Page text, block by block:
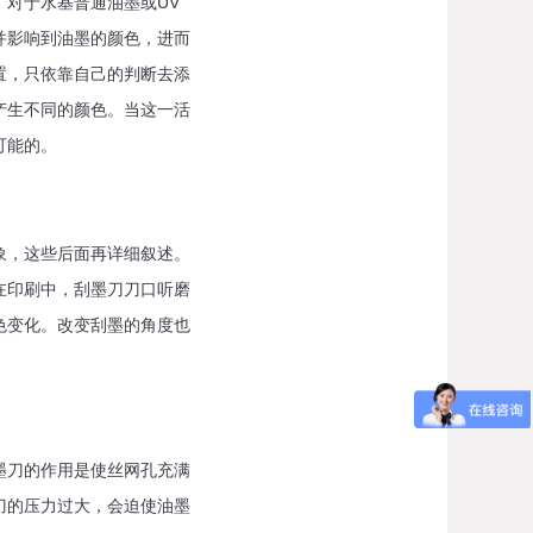
响到油墨的颜色，进而
只依靠自己的判断去添
不同的颜色。当这一活
的。
这些后面再详细叙述。
刷中，刮墨刀刀口听磨
化。改变刮墨的角度也
的作用是使丝网孔充满
压力过大，会迫使油墨